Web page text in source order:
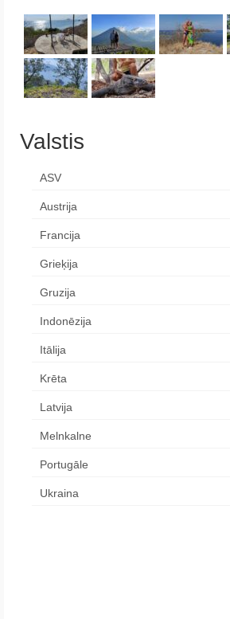
Valstis
ASV
Austrija
Francija
Grieķija
Gruzija
Indonēzija
Itālija
Krēta
Latvija
Melnkalne
Portugāle
Ukraina